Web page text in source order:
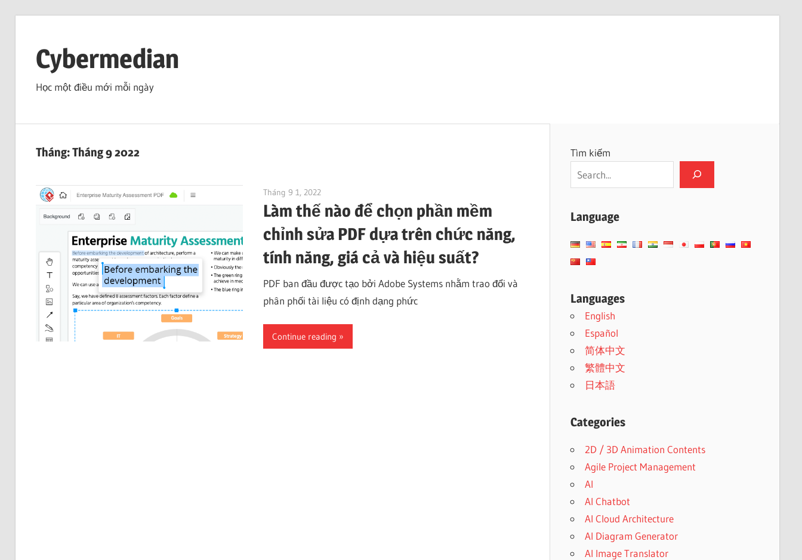
contentCybermedian
Học một điều mới mỗi ngày
Tháng:Tháng 9 2022
Tháng 9 1, 2022
Làm thế nào để chọn phần mềm
chỉnh sửa PDF dựa trên chức năng,
tính năng, giá cả và hiệu suất?
PDF ban đầu được tạo bởi Adobe Systems nhằm trao đổi và
phân phối tài liệu có định dạng phức
Continue reading
Tìm kiếm
Language
Languages
English
Español
简体中文
繁體中文
日本語
Categories
2D / 3D Animation Contents
Agile Project Management
AI
AI Chatbot
AI Cloud Architecture
AI Diagram Generator
AI Image Translator